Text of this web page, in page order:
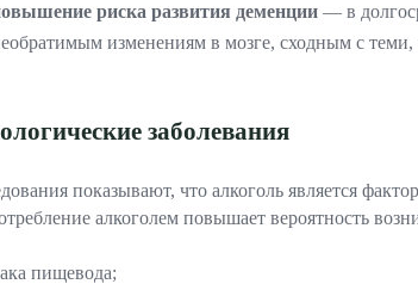
риска развития деменции — в
изменениям в мозге, сходным с
заболевания
показывают, что алкоголь является
алкоголем повышает вероятность
пищевода;